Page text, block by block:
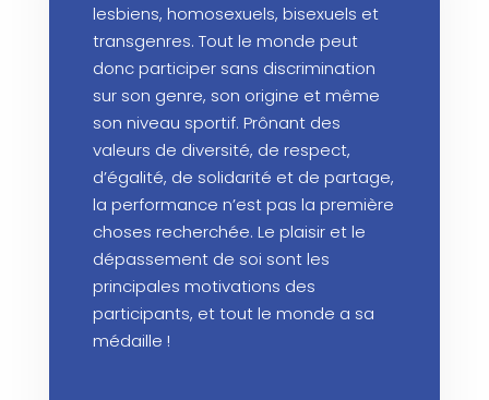
lesbiens, homosexuels, bisexuels et
transgenres. Tout le monde peut
donc participer sans discrimination
sur son genre, son origine et même
son niveau sportif. Prônant des
valeurs de diversité, de respect,
d’égalité, de solidarité et de partage,
la performance n’est pas la première
choses recherchée. Le plaisir et le
dépassement de soi sont les
principales motivations des
participants, et tout le monde a sa
médaille !